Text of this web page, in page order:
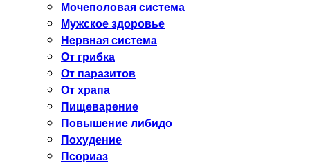
Мочеполовая система
Мужское здоровье
Нервная система
От грибка
От паразитов
От храпа
Пищеварение
Повышение либидо
Похудение
Псориаз